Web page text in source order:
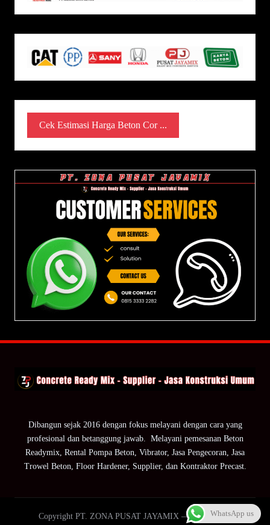
Cek Estimasi Harga Beton Cor ...
Dibangun sejak 2016 dengan fokus melayani dengan cara yang
profesional dan betanggung jawab. Melayani pemesanan Beton
Readymix, Rental Pompa Beton, Vibrator, Jasa Pengecoran, Jasa
Trowel Beton, Floor Hardener, Supplier, dan Kontraktor Precast.
Copyright PT. ZONA PUSAT JAYAMIX — ZPJ Group.WhatsApp us